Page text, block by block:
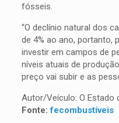
fósseis.
“O declínio natural dos
de 4% ao ano, portanto,
investir em campos de
níveis atuais de
preço vai subir e as
Autor/Veículo: O Estado
Fonte:fecombustíveis